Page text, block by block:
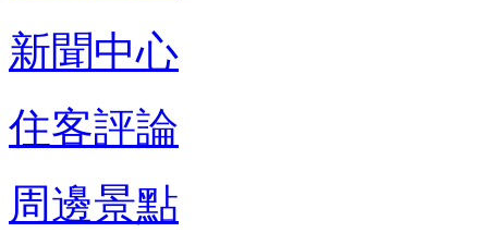
新聞中心
住客評論
周邊景點